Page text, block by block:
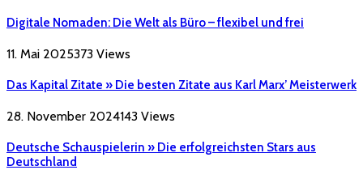
Digitale Nomaden: Die Welt als Büro – flexibel und frei
11. Mai 2025373 Views
Das Kapital Zitate » Die besten Zitate aus Karl Marx’ Meisterwerk
28. November 2024143 Views
Deutsche Schauspielerin » Die erfolgreichsten Stars aus
Deutschland